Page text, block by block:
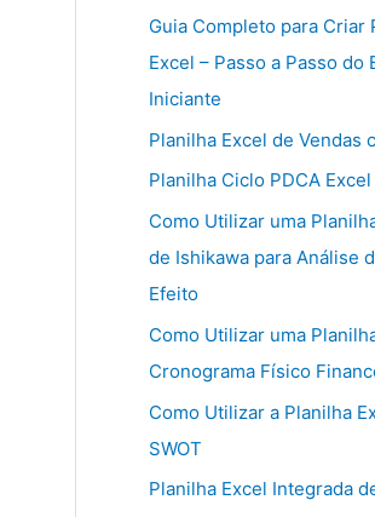
Guia Completo para Criar
Excel – Passo a Passo do
Iniciante
Planilha Excel de Vendas
Planilha Ciclo PDCA Excel
Como Utilizar uma
de Ishikawa para Análise
Efeito
Como Utilizar uma
Cronograma Físico
Como Utilizar a Planilha
SWOT
Planilha Excel Integrada